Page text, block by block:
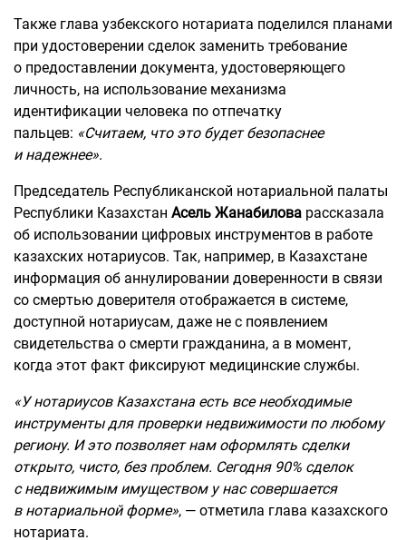
Также глава узбекского нотариата поделился планами
при удостоверении сделок заменить требование
о предоставлении документа, удостоверяющего
личность, на использование механизма
идентификации человека по отпечатку
пальцев: «Считаем, что это будет безопаснее
и надежнее».
Председатель Республиканской нотариальной палаты
Республики Казахстан Асель Жанабилова рассказала
об использовании цифровых инструментов в работе
казахских нотариусов. Так, например, в Казахстане
информация об аннулировании доверенности в связи
со смертью доверителя отображается в системе,
доступной нотариусам, даже не с появлением
свидетельства о смерти гражданина, а в момент,
когда этот факт фиксируют медицинские службы.
«У нотариусов Казахстана есть все необходимые
инструменты для проверки недвижимости по любому
региону. И это позволяет нам оформлять сделки
открыто, чисто, без проблем. Сегодня 90% сделок
с недвижимым имуществом у нас совершается
в нотариальной форме», — отметила глава казахского
нотариата.